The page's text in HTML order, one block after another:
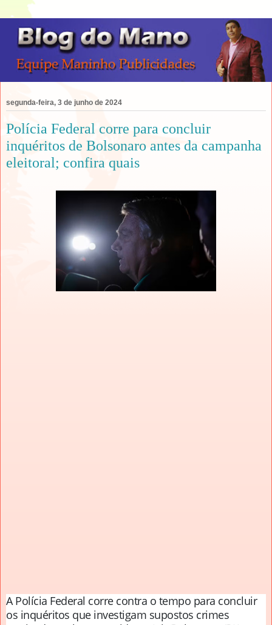
segunda-feira, 3 de junho de 2024
Polícia Federal corre para concluir
inquéritos de Bolsonaro antes da campanha
eleitoral; confira quais
A Polícia Federal corre contra o tempo para concluir
os inquéritos que investigam supostos crimes